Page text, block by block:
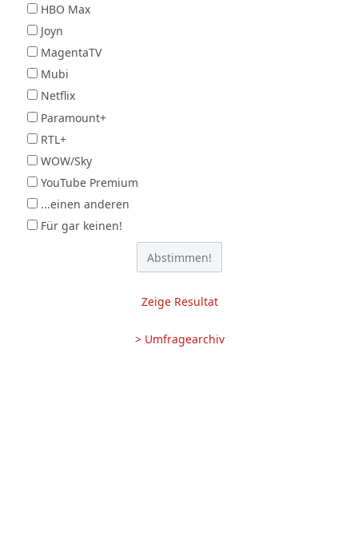
HBO Max
Joyn
MagentaTV
Mubi
Netflix
Paramount+
RTL+
WOW/Sky
YouTube Premium
...einen anderen
Für gar keinen!
Zeige Resultat
> Umfragearchiv